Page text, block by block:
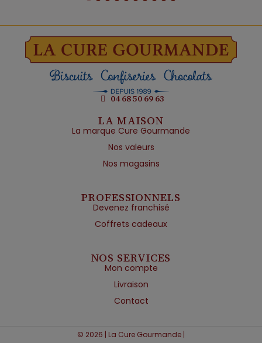
04 68 50 69 63
LA MAISON
La marque Cure Gourmande
Nos valeurs
Nos magasins
PROFESSIONNELS
Devenez franchisé
Coffrets cadeaux
NOS SERVICES
Mon compte
Livraison
Contact
© 2026 | La Cure Gourmande |